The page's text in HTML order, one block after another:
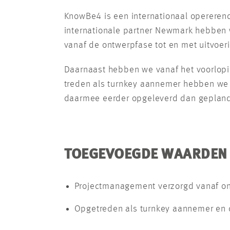
KnowBe4 is een internationaal
internationale partner Newmark
vanaf de ontwerpfase tot en met
Daarnaast hebben we vanaf het
treden als turnkey aannemer hebben
daarmee eerder opgeleverd dan
TOEGEVOEGDE WAARDEN
Projectmanagement verzorgd vanaf
Opgetreden als turnkey aannemer